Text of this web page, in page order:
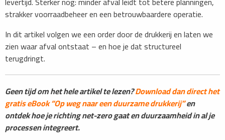
strakker voorraadbeheer en een betrouwbaardere operatie.
In dit artikel volgen we een order door de drukkerij en laten we
zien waar afval ontstaat – en hoe je dat structureel
terugdringt.
Geen tijd om het hele artikel te lezen?Download dan direct het
gratis eBook “Op weg naar een duurzame drukkerij”en
ontdek hoe je richting net-zero gaat en duurzaamheid in al je
processen integreert.